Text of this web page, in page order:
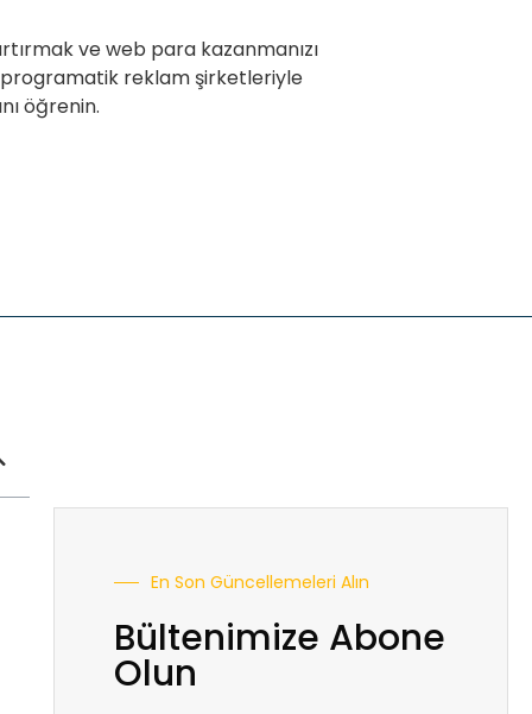
ve web para kazanmanızı
reklam şirketleriyle
öğrenin.
En Son Güncellemeleri Alın
Bültenimize Abone
Olun